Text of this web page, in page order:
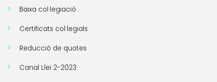
Baixa col·legiació
Certificats col·legials
Reducció de quotes
Canal Llei 2-2023